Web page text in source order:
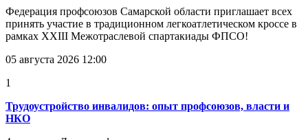
Федерация профсоюзов Самарской области приглашает всех
принять участие в традиционном легкоатлетическом кроссе в
рамках XXIII Межотраслевой спартакиады ФПСО!
05 августа 2026 12:00
1
Трудоустройство инвалидов: опыт профсоюзов, власти и
НКО